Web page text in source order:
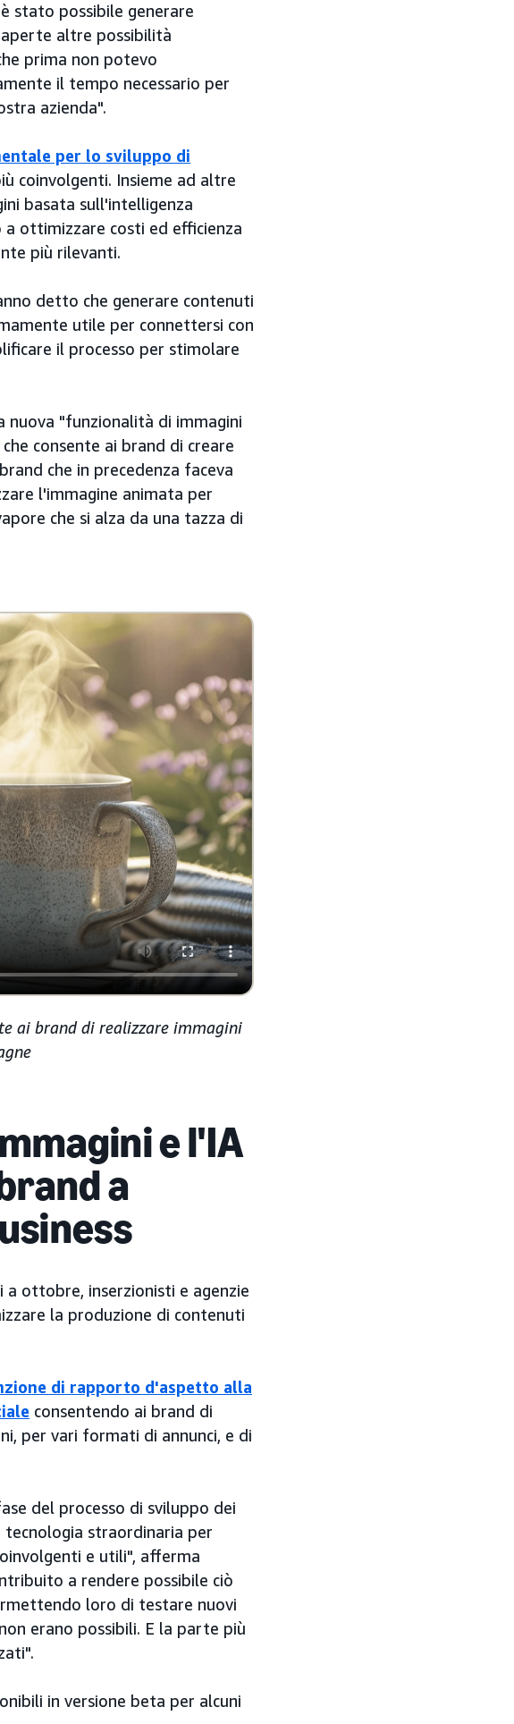
stato possibile generare
altre possibilità
prima non potevo
il tempo necessario per
azienda".
per lo sviluppo di
coinvolgenti. Insieme ad altre
basata sull'intelligenza
ottimizzare costi ed efficienza
più rilevanti.
detto che generare contenuti
utile per connettersi con
il processo per stimolare
nuova "funzionalità di immagini
consente ai brand di creare
che in precedenza faceva
l'immagine animata per
che si alza da una tazza di
ai brand di realizzare immagini
e l'IA
a
ottobre, inserzionisti e agenzie
la produzione di contenuti
di rapporto d'aspetto alla
consentendo ai brand di
per vari formati di annunci, e di
del processo di sviluppo dei
straordinaria per
e utili", afferma
a rendere possibile ciò
loro di testare nuovi
erano possibili. E la parte più
in versione beta per alcuni